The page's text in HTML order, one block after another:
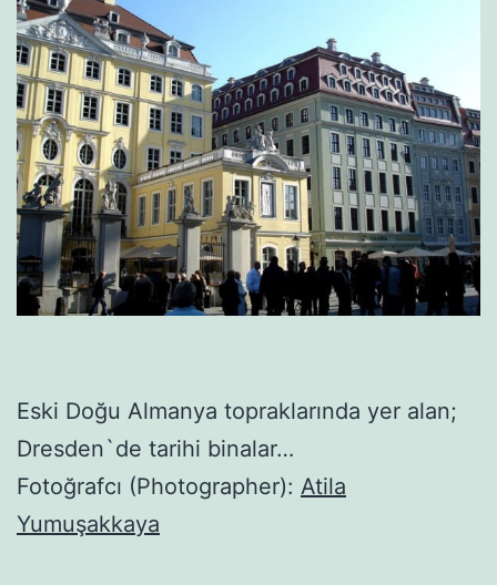
Eski Doğu Almanya topraklarında yer alan;
Dresden`de tarihi binalar…
Fotoğrafcı (Photographer): Atila
Yumuşakkaya